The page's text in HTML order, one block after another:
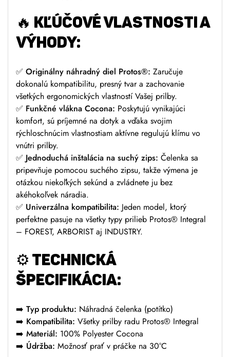
🔥 KĽÚČOVÉ VLASTNOSTI A
VÝHODY:
✅ Originálny náhradný diel Protos®: Zaručuje
dokonalú kompatibilitu, presný tvar a zachovanie
všetkých ergonomických vlastností Vašej prilby.
✅ Funkčné vlákna Cocona: Poskytujú vynikajúci
komfort, sú príjemné na dotyk a vďaka svojim
rýchloschnúcim vlastnostiam aktívne regulujú klímu vo
vnútri prilby.
✅ Jednoduchá inštalácia na suchý zips: Čelenka sa
pripevňuje pomocou suchého zipsu, takže výmena je
otázkou niekoľkých sekúnd a zvládnete ju bez
akéhokoľvek náradia.
✅ Univerzálna kompatibilita: Jeden model, ktorý
perfektne pasuje na všetky typy prilieb Protos® Integral
– FOREST, ARBORIST aj INDUSTRY.
⚙️ TECHNICKÁ
ŠPECIFIKÁCIA:
➡️ Typ produktu: Náhradná čelenka (potítko)
➡️ Kompatibilita: Všetky prilby radu Protos® Integral
➡️ Materiál: 100% Polyester Cocona
➡️ Údržba: Možnosť prať v práčke na 30°C